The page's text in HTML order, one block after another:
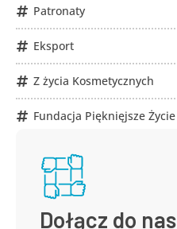
Patronaty
Eksport
Z życia Kosmetycznych
Fundacja Pięknięjsze Życie
Dołącz do nas